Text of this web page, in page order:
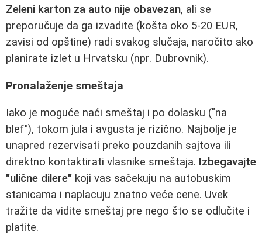
Zeleni karton za auto nije obavezan, ali se
preporučuje da ga izvadite (košta oko 5-20 EUR,
zavisi od opštine) radi svakog slučaja, naročito ako
planirate izlet u Hrvatsku (npr. Dubrovnik).
Pronalaženje smeštaja
Iako je moguće naći smeštaj i po dolasku ("na
blef"), tokom jula i avgusta je rizično. Najbolje je
unapred rezervisati preko pouzdanih sajtova ili
direktno kontaktirati vlasnike smeštaja. Izbegavajte
"ulične dilere" koji vas sačekuju na autobuskim
stanicama i naplacuju znatno veće cene. Uvek
tražite da vidite smeštaj pre nego što se odlučite i
platite.